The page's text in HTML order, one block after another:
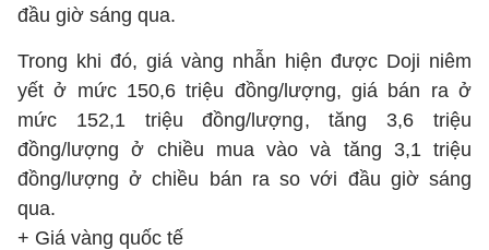
đầu giờ sáng qua.
Trong khi đó, giá vàng nhẫn hiện được Doji niêm
yết ở mức 150,6 triệu đồng/lượng, giá bán ra ở
mức 152,1 triệu đồng/lượng, tăng 3,6 triệu
đồng/lượng ở chiều mua vào và tăng 3,1 triệu
đồng/lượng ở chiều bán ra so với đầu giờ sáng
qua.
+ Giá vàng quốc tế